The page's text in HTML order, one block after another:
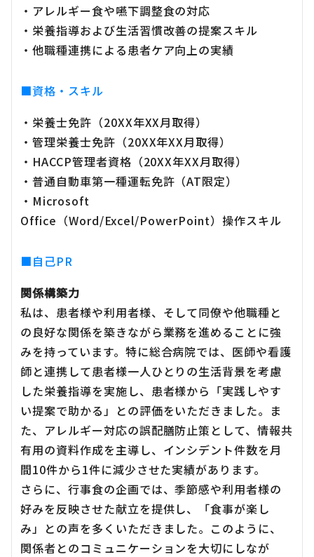
・アレルギー食や嚥下調整食の対応
・栄養指導および生活習慣改善の提案スキル
・他職種連携による患者ケア向上の実績
■資格・スキル
・栄養士免許（20XX年XX月取得）
・管理栄養士免許（20XX年XX月取得）
・HACCP管理者資格（20XX年XX月取得）
・普通自動車第一種運転免許（AT限定）
・Microsoft
Office（Word/Excel/PowerPoint）操作スキル
■自己PR
関係構築力
私は、患者様や利用者様、そして同僚や他職種と
の良好な関係を築きながら業務を進めることに強
みを持っています。特に総合病院では、医師や看護
師と連携して患者様一人ひとりの生活背景を考慮
した栄養指導を実施し、患者様から「実践しやす
い提案で助かる」との評価をいただきました。ま
た、アレルギー対応の誤配膳防止策として、情報共
有用の資料作成を主導し、インシデント件数を月
間10件から1件に減少させた実績があります。
さらに、行事食の企画では、季節感や利用者様の
好みを反映させた献立を提供し、「食事が楽し
み」との声を多くいただきました。このように、
関係者とのコミュニケーションを大切にしなが